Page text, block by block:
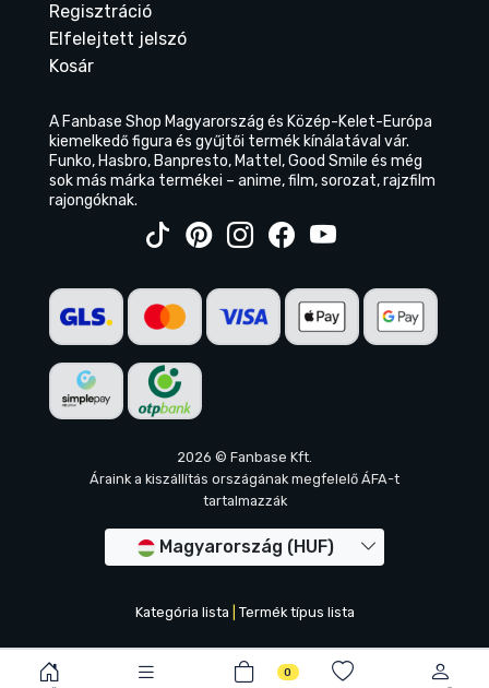
0
Regisztráció
Elfelejtett jelszó
Kosár
A Fanbase Shop Magyarország és Közép-Kelet-Európa
kiemelkedő figura és gyűjtői termék kínálatával vár.
Funko, Hasbro, Banpresto, Mattel, Good Smile és még
sok más márka termékei – anime, film, sorozat, rajzfilm
rajongóknak.
2026 © Fanbase Kft.
Áraink a kiszállítás országának megfelelő ÁFA-t
tartalmazzák
Magyarország (HUF)
Kategória lista Termék típus lista